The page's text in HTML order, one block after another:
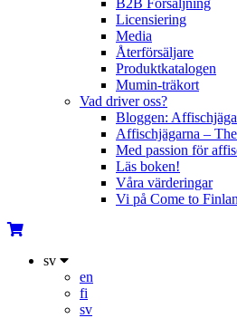
B2B Försäljning
Licensiering
Media
Återförsäljare
Produktkatalogen
Mumin-träkort
Vad driver oss?
Bloggen:
Affischjägarna –
Med passion för
Läs boken!
Våra värderingar
Vi på Come to
sv
en
fi
sv